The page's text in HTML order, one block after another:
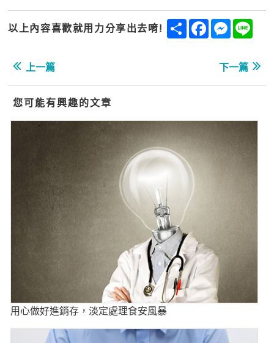
以上內容喜歡就用力分享出去唷! ShareFacebook
上一篇 下一篇
您可能有興趣的文章
用心做好進銷存，淡定處理食安風暴